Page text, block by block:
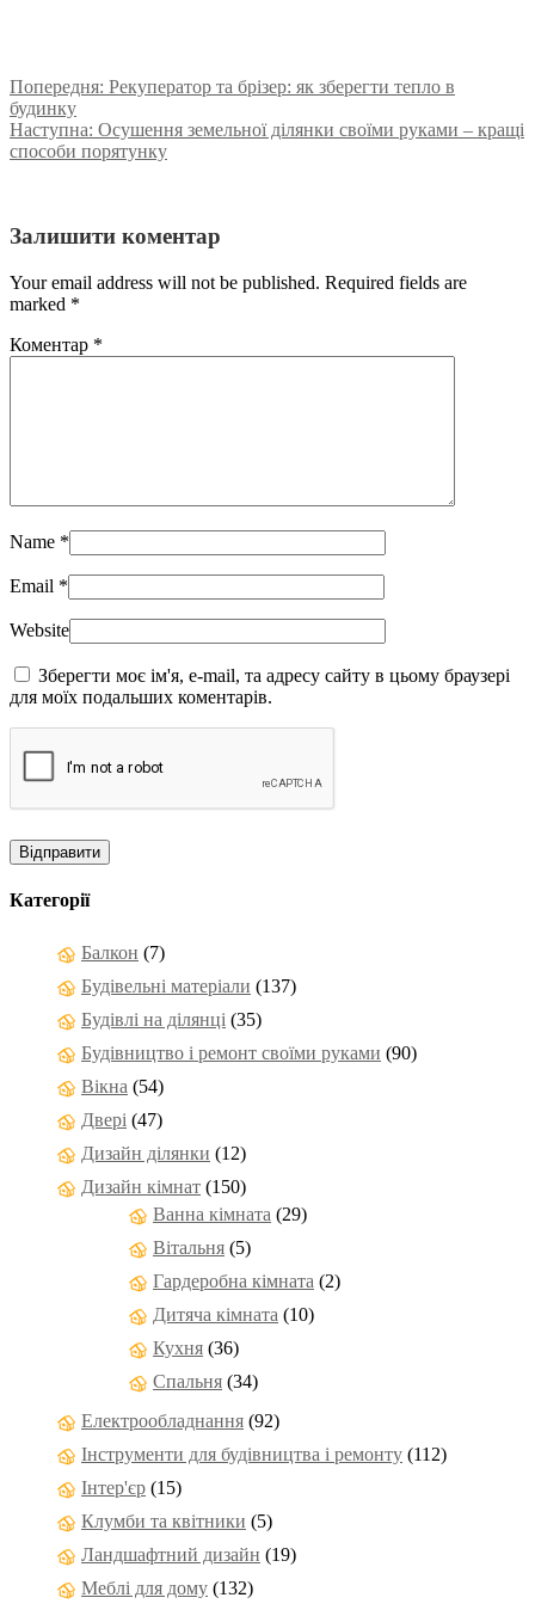
Попередня: Рекуператор та брізер: як зберегти тепло в
будинку
Наступна: Осушення земельної ділянки своїми руками – кращі
способи порятунку
Залишити коментар
Your email address will not be published. Required fields are
marked *
Коментар *
Name *
Email *
Website
Зберегти моє ім'я, e-mail, та адресу сайту в цьому браузері
для моїх подальших коментарів.
Категорії
Балкон (7)
Будівельні матеріали (137)
Будівлі на ділянці (35)
Будівництво і ремонт своїми руками (90)
Вікна (54)
Двері (47)
Дизайн ділянки (12)
Дизайн кімнат (150)
Ванна кімната (29)
Вітальня (5)
Гардеробна кімната (2)
Дитяча кімната (10)
Кухня (36)
Спальня (34)
Електрообладнання (92)
Інструменти для будівництва і ремонту (112)
Інтер'єр (15)
Клумби та квітники (5)
Ландшафтний дизайн (19)
Меблі для дому (132)